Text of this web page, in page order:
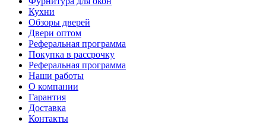
Кухни
Обзоры дверей
Двери оптом
Реферальная программа
Покупка в рассрочку
Реферальная программа
Наши работы
О компании
Гарантия
Доставка
Контакты